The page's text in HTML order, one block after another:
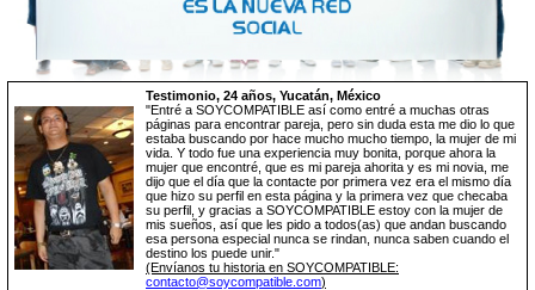
Testimonio, 24 años, Yucatán, México
"Entré a SOYCOMPATIBLE así como entré a muchas otras
páginas para encontrar pareja, pero sin duda esta me dio lo que
estaba buscando por hace mucho mucho tiempo, la mujer de mi
vida. Y todo fue una experiencia muy bonita, porque ahora la
mujer que encontré, que es mi pareja ahorita y es mi novia, me
dijo que el día que la contacte por primera vez era el mismo día
que hizo su perfil en esta página y la primera vez que checaba
su perfil, y gracias a SOYCOMPATIBLE estoy con la mujer de
mis sueños, así que les pido a todos(as) que andan buscando
esa persona especial nunca se rindan, nunca saben cuando el
destino los puede unir."
(Envíanos tu historia en SOYCOMPATIBLE:
contacto@soycompatible.com)